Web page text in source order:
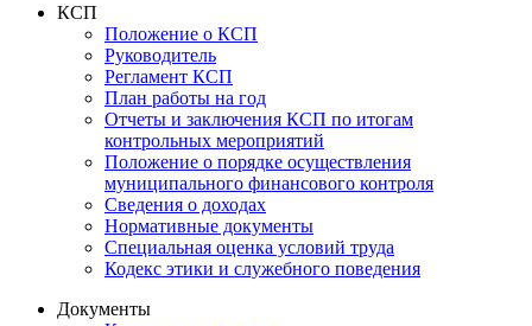
КСП
Положение о КСП
Руководитель
Регламент КСП
План работы на год
Отчеты и заключения КСП по итогам
контрольных мероприятий
Положение о порядке осуществления
муниципального финансового контроля
Сведения о доходах
Нормативные документы
Специальная оценка условий труда
Кодекс этики и служебного поведения
Документы